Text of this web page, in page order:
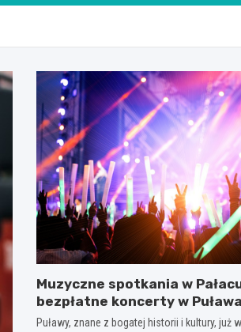
Muzyczne spotkania w
bezpłatne koncerty w
Puławy, znane z bogatej historii i kultury, już